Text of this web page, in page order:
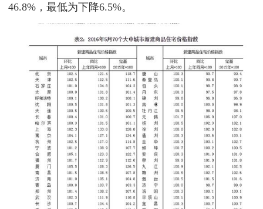
46.8%，最低为下降6.5%。